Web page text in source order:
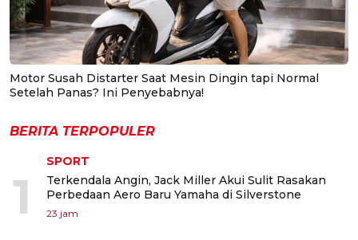
Motor Susah Distarter Saat Mesin Dingin tapi Normal
Setelah Panas? Ini Penyebabnya!
BERITA TERPOPULER
1
SPORT
Terkendala Angin, Jack Miller Akui Sulit Rasakan
Perbedaan Aero Baru Yamaha di Silverstone
23 jam